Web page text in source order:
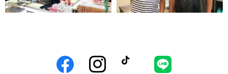
FacebookInstagram LINE